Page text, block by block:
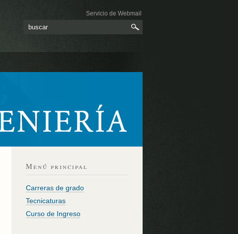
Servicio de Webmail
Menú principal
Carreras de grado
Tecnicaturas
Curso de Ingreso